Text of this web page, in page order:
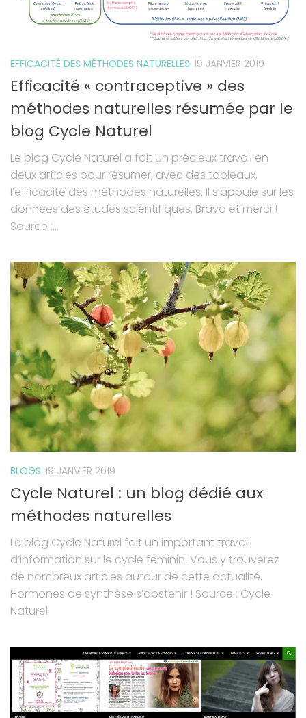
EFFICACITÉ DES MÉTHODES NATURELLES 19 JANVIER 2019
Efficacité « contraceptive » des
méthodes naturelles résumée par le
blog Cycle Naturel
Le blog Cycle Naturel a fait un précieux travail en
deux articles pour résumer, avec des tableaux,
l’efficacité des méthodes naturelles. Il s’appuie sur les
données des études scientifiques. Bravo et merci !
Source :...
BLOGS 19 JANVIER 2019
Cycle Naturel : un blog dédié aux
méthodes naturelles
Le blog Cycle Naturel fait un important travail
d’information sur le cycle féminin. Vous y trouverez
de nombreux articles autour de cette actualité.
Hormones de synthèse s’abstenir ! Source : Cycle
Naturel